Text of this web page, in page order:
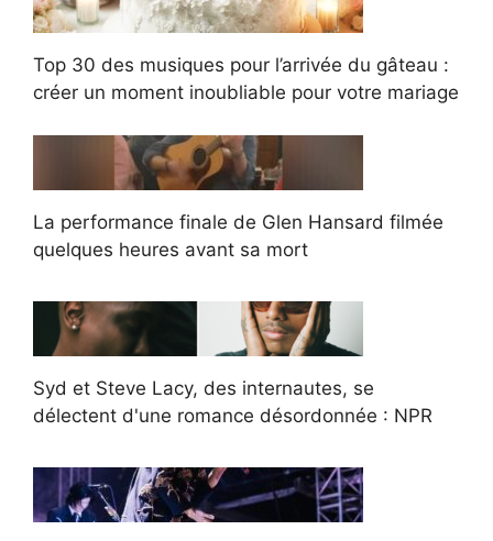
Top 30 des musiques pour l’arrivée du gâteau :
créer un moment inoubliable pour votre mariage
La performance finale de Glen Hansard filmée
quelques heures avant sa mort
Syd et Steve Lacy, des internautes, se
délectent d'une romance désordonnée : NPR